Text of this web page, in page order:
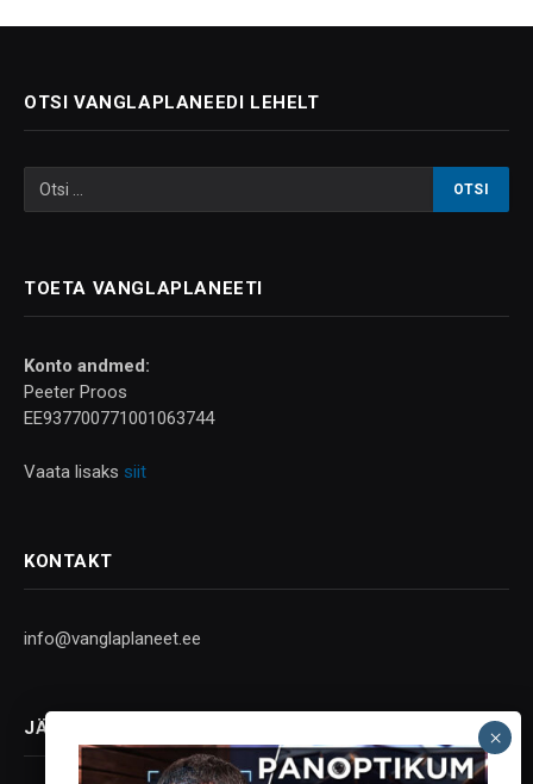
OTSI VANGLAPLANEEDI LEHELT
TOETA VANGLAPLANEETI
Konto andmed:
Peeter Proos
EE937700771001063744
Vaata lisaks siit
KONTAKT
info@vanglaplaneet.ee
JÄLGI SOTSIAALMEEDIAS